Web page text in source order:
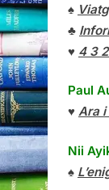
♠
♣
♥ 4 3 2
Paul
♥ Ara i
Nii
♠